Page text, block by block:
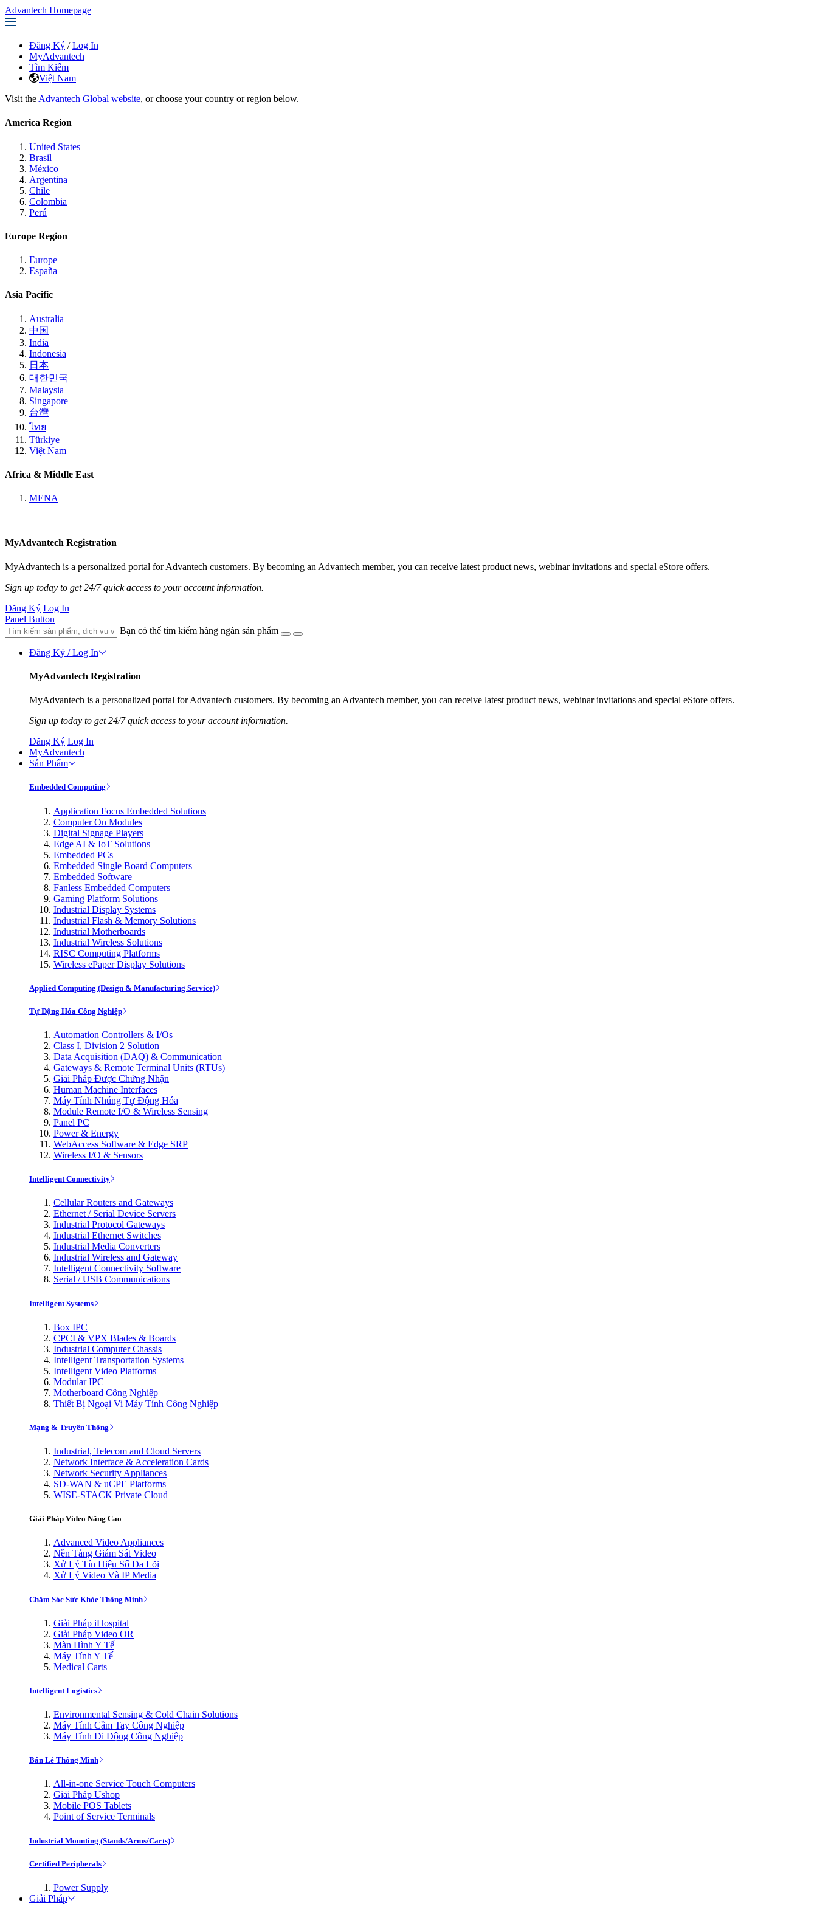
Advantech Homepage
Đăng Ký / Log In
MyAdvantech
Tìm Kiếm
Việt Nam
Visit the Advantech Global website, or choose your country or region below.
America Region
United States
Brasil
México
Argentina
Chile
Colombia
Perú
Europe Region
Europe
España
Asia Pacific
Australia
中国
India
Indonesia
日本
대한민국
Malaysia
Singapore
台灣
ไทย
Türkiye
Việt Nam
Africa & Middle East
MENA
MyAdvantech Registration
MyAdvantech is a personalized portal for Advantech customers. By becoming an Advantech member, you can receive latest product news, webinar invitations and special eStore offers.
Sign up today to get 24/7 quick access to your account information.
Đăng Ký Log In
Panel Button
Bạn có thể tìm kiếm hàng ngàn sản phẩm
Đăng Ký / Log In
MyAdvantech Registration
MyAdvantech is a personalized portal for Advantech customers. By becoming an Advantech member, you can receive latest product news, webinar invitations and special eStore offers.
Sign up today to get 24/7 quick access to your account information.
Đăng Ký Log In
MyAdvantech
Sản Phẩm
Embedded Computing
Application Focus Embedded Solutions
Computer On Modules
Digital Signage Players
Edge AI & IoT Solutions
Embedded PCs
Embedded Single Board Computers
Embedded Software
Fanless Embedded Computers
Gaming Platform Solutions
Industrial Display Systems
Industrial Flash & Memory Solutions
Industrial Motherboards
Industrial Wireless Solutions
RISC Computing Platforms
Wireless ePaper Display Solutions
Applied Computing (Design & Manufacturing Service)
Tự Động Hóa Công Nghiệp
Automation Controllers & I/Os
Class I, Division 2 Solution
Data Acquisition (DAQ) & Communication
Gateways & Remote Terminal Units (RTUs)
Giải Pháp Được Chứng Nhận
Human Machine Interfaces
Máy Tính Nhúng Tự Động Hóa
Module Remote I/O & Wireless Sensing
Panel PC
Power & Energy
WebAccess Software & Edge SRP
Wireless I/O & Sensors
Intelligent Connectivity
Cellular Routers and Gateways
Ethernet / Serial Device Servers
Industrial Protocol Gateways
Industrial Ethernet Switches
Industrial Media Converters
Industrial Wireless and Gateway
Intelligent Connectivity Software
Serial / USB Communications
Intelligent Systems
Box IPC
CPCI & VPX Blades & Boards
Industrial Computer Chassis
Intelligent Transportation Systems
Intelligent Video Platforms
Modular IPC
Motherboard Công Nghiệp
Thiết Bị Ngoại Vi Máy Tính Công Nghiệp
Mạng & Truyền Thông
Industrial, Telecom and Cloud Servers
Network Interface & Acceleration Cards
Network Security Appliances
SD-WAN & uCPE Platforms
WISE-STACK Private Cloud
Giải Pháp Video Nâng Cao
Advanced Video Appliances
Nền Tảng Giám Sát Video
Xử Lý Tín Hiệu Số Đa Lõi
Xử Lý Video Và IP Media
Chăm Sóc Sức Khỏe Thông Minh
Giải Pháp iHospital
Giải Pháp Video OR
Màn Hình Y Tế
Máy Tính Y Tế
Medical Carts
Intelligent Logistics
Environmental Sensing & Cold Chain Solutions
Máy Tính Cầm Tay Công Nghiệp
Máy Tính Di Động Công Nghiệp
Bán Lẻ Thông Minh
All-in-one Service Touch Computers
Giải Pháp Ushop
Mobile POS Tablets
Point of Service Terminals
Industrial Mounting (Stands/Arms/Carts)
Certified Peripherals
Power Supply
Giải Pháp